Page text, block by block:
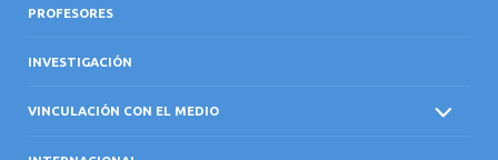
PROFESORES
INVESTIGACIÓN
VINCULACIÓN CON EL MEDIO